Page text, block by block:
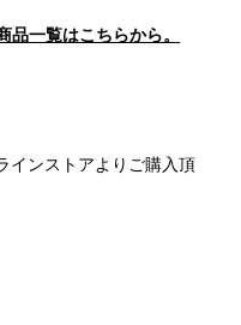
一覧はこちらから。
インストアよりご購入頂